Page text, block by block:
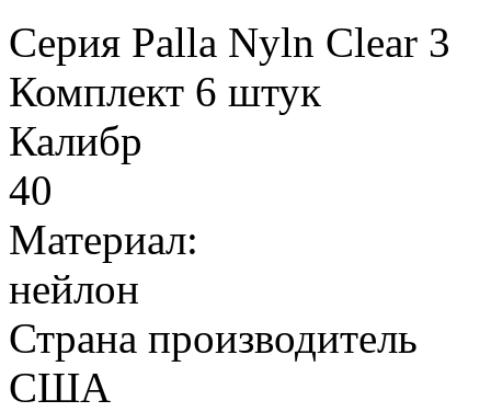
Серия Palla Nyln Clear 3
Комплект 6 штук
Калибр
40
Материал:
нейлон
Страна производитель
США